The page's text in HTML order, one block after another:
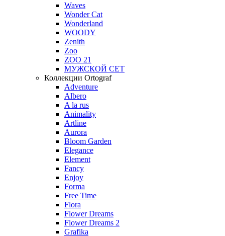
Waves
Wonder Cat
Wonderland
WOODY
Zenith
Zoo
ZOO 21
МУЖСКОЙ СЕТ
Коллекции Ortograf
Adventure
Albero
A la rus
Animality
Artline
Aurora
Bloom Garden
Elegance
Element
Fancy
Enjoy
Forma
Free Time
Flora
Flower Dreams
Flower Dreams 2
Grafika